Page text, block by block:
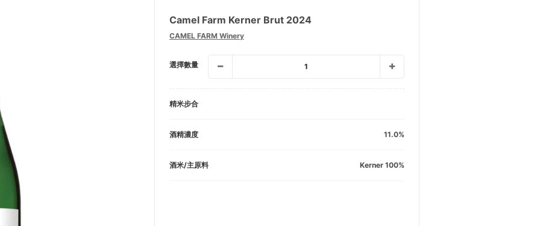
Camel Farm Kerner Brut 2024
CAMEL FARM Winery
選擇數量 1
精米步合
酒精濃度 11.0
酒米/主原料 Kerner 100%